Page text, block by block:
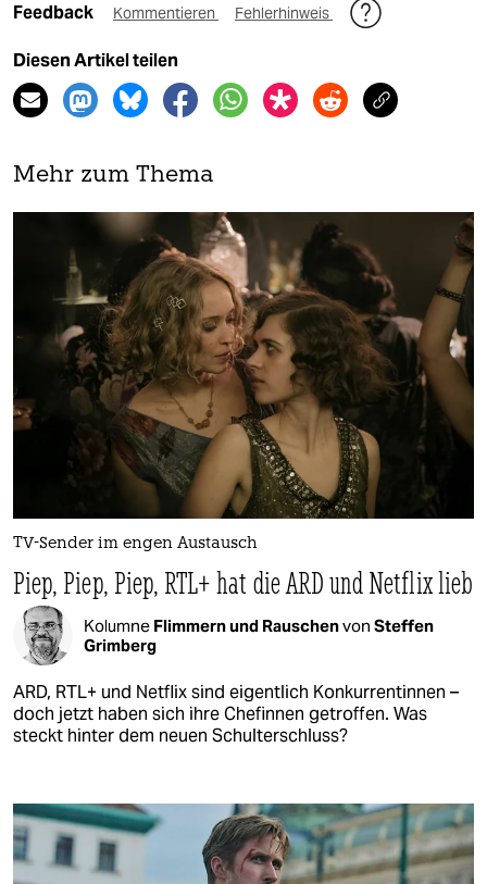
Feedback Kommentieren Fehlerhinweis
Diesen Artikel teilen
Mehr zum Thema
TV-Sender im engen Austausch
Piep, Piep, Piep, RTL+ hat die ARD und Netflix lieb
Kolumne Flimmern und Rauschenvon Steffen
Grimberg
ARD, RTL+ und Netflix sind eigentlich Konkurrentinnen –
doch jetzt haben sich ihre Chefinnen getroffen. Was
steckt hinter dem neuen Schulterschluss?